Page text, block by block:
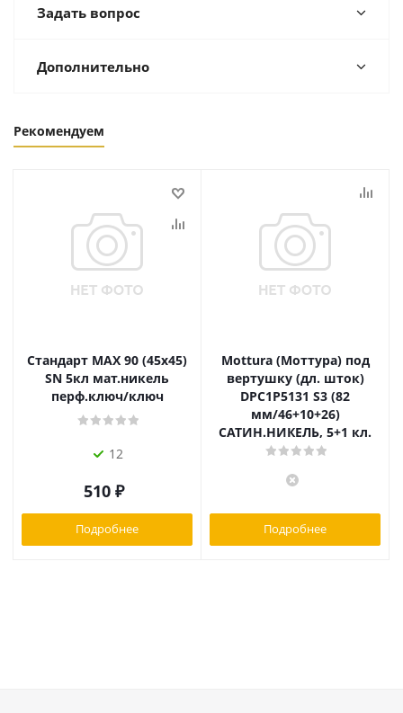
Задать вопрос
Дополнительно
Рекомендуем
Стандарт MAX 90 (45х45)
SN 5кл мат.никель
перф.ключ/ключ
12
510 ₽
Подробнее
Mottura (Моттура) под
вертушку (дл. шток)
DPC1P5131 S3 (82
мм/46+10+26)
САТИН.НИКЕЛЬ, 5+1 кл.
Подробнее